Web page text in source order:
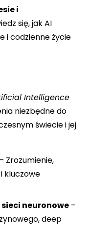
i
się, jak AI
i codzienne życie
Intelligence
niezbędne do
świecie i jej
– Zrozumienie,
kluczowe
neuronowe –
deep